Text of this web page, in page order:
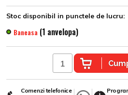
Stoc disponibil in punctele de lucru:
Baneasa (1 anvelopa)
Comenzi telefonice